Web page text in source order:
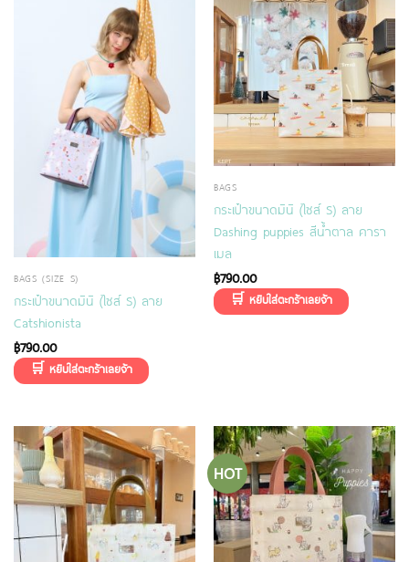
BAGS (SIZE S)
กระเป๋าขนาดมินิ (ไซส์ S) ลาย
Catshionista
฿790.00
BAGS
กระเป๋าขนาดมินิ (ไซส์ S) ลาย
Dashing puppies สีน้ำตาล คารา
เมล
฿790.00
HOT